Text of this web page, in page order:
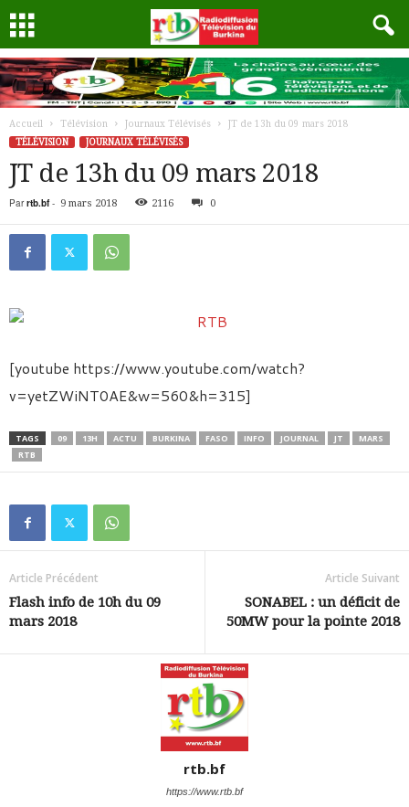
Accueil Télévision Journaux Télévisés
JT de 13h du 09 mars 2018
TÉLÉVISION
JOURNAUX TÉLÉVISÉS
JT de 13h du 09 mars 2018
Par rtb.bf- 9 mars 2018 2116 0
[youtube https://www.youtube.com/watch?
v=yetZWiNT0AE&w=560&h=315]
TAGS 09 13H ACTU BURKINA FASO INFO JOURNAL JT
MARS
RTB
Article Précédent
Flash info de 10h du 09
mars 2018
Article Suivant
SONABEL : un déficit de
50MW pour la pointe 2018
rtb.bf
https://www.rtb.bf